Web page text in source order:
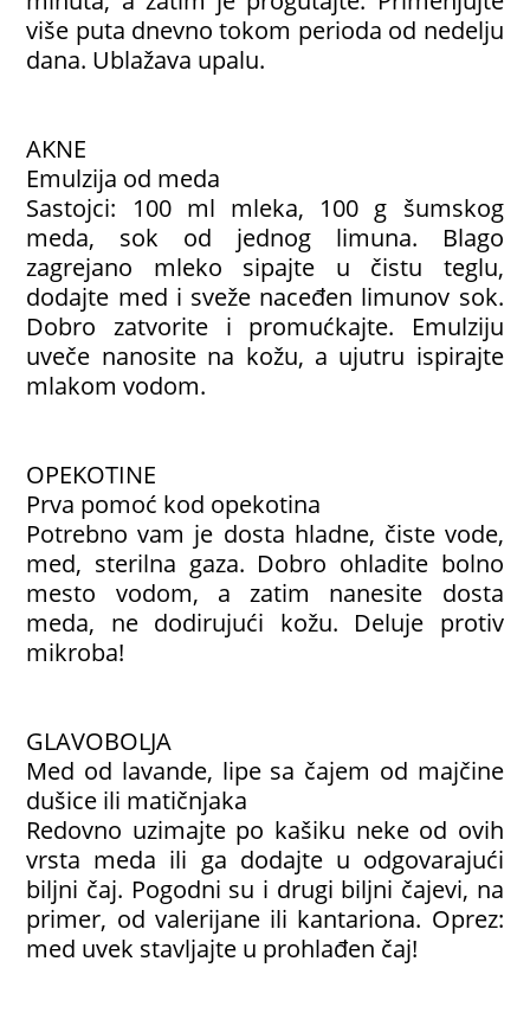
više puta dnevno tokom perioda od nedelju
dana. Ublažava upalu.
AKNE
Emulzija od meda
Sastojci: 100 ml mleka, 100 g šumskog
meda, sok od jednog limuna. Blago
zagrejano mleko sipajte u čistu teglu,
dodajte med i sveže naceđen limunov sok.
Dobro zatvorite i promućkajte. Emulziju
uveče nanosite na kožu, a ujutru ispirajte
mlakom vodom.
OPEKOTINE
Prva pomoć kod opekotina
Potrebno vam je dosta hladne, čiste vode,
med, sterilna gaza. Dobro ohladite bolno
mesto vodom, a zatim nanesite dosta
meda, ne dodirujući kožu. Deluje protiv
mikroba!
GLAVOBOLJA
Med od lavande, lipe sa čajem od majčine
dušice ili matičnjaka
Redovno uzimajte po kašiku neke od ovih
vrsta meda ili ga dodajte u odgovarajući
biljni čaj. Pogodni su i drugi biljni čajevi, na
primer, od valerijane ili kantariona. Oprez:
med uvek stavljajte u prohlađen čaj!